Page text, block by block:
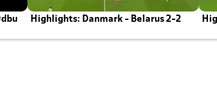
Highlights: Danmark - Belarus 2-2